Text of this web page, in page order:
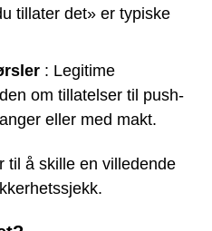
tillater det» er typiske
: Legitime
om tillatelser til push-
eller med makt.
til å skille en villedende